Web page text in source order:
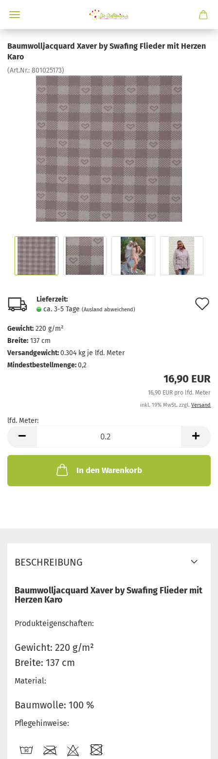
Baumwolljacquard Xaver by Swafing Flieder mit Herzen
Karo
(Art.Nr.: 801025173)
Lieferzeit:
ca. 3-5 Tage (Ausland abweichend)
Gewicht: 220 g/m²
Breite: 137 cm
Versandgewicht:0.304 kg je lfd. Meter
Mindestbestellmenge:0,2
16,90 EUR
16,90 EUR pro lfd. Meter
inkl. 19% MwSt. zzgl. Versand
lfd. Meter:
Meter
In den Warenkorb
BESCHREIBUNG
Baumwolljacquard Xaver by Swafing Flieder mit
Herzen Karo
Produkteigenschaften:
Gewicht: 220 g/m²
Breite: 137 cm
Material:
Baumwolle: 100 %
Pflegehinweise: